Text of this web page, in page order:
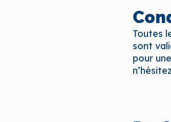
Toutes
sont
pour